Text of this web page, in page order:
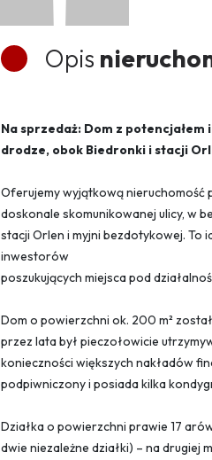
Opis
Na sprzedaż: Dom z potencjałem
drodze, obok Biedronki i stacji
Oferujemy wyjątkową nieruchomość
doskonale skomunikowanej ulicy, w
stacji Orlen i myjni bezdotykowej. To
inwestorów
poszukujących miejsca pod
Dom o powierzchni ok. 200 m²
przez lata był pieczołowicie
konieczności większych nakładów
podpiwniczony i posiada kilka
Działka o powierzchni prawie 17
dwie niezależne działki) – na